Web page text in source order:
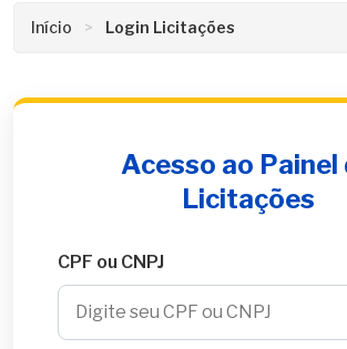
Início Login Licitações
Acesso ao Painel
Licitações
CPF ou CNPJ